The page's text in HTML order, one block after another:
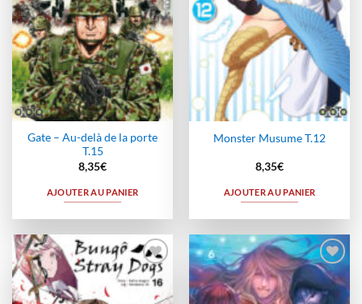
Gate – Au-delà de la porte
T.15
8,35€
AJOUTER AU PANIER
Monster Musume T.12
8,35€
AJOUTER AU PANIER
Ajouter
à la
wishlist
Ajouter
à la
wishlist